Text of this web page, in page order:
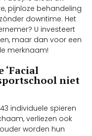
pijnloze behandeling
downtime. Het
U investeert
maar dan voor een
merknaam!
‘Facial
niet
individuele spieren
verliezen ook
worden hun